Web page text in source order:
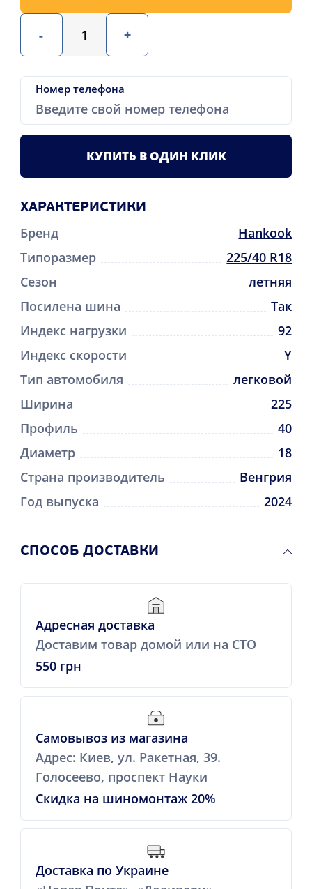
- +
Номер телефона
КУПИТЬ В ОДИН КЛИК
ХАРАКТЕРИСТИКИ
Бренд
Hankook
Типоразмер
225/40 R18
Сезон
летняя
Посилена шина
Так
Индекс нагрузки
92
Индекс скорости
Y
Тип автомобиля
легковой
Ширина
225
Профиль
40
Диаметр
18
Страна производитель
Венгрия
Год выпуска
2024
CПОСОБ ДОСТАВКИ
Адресная доставка
Доставим товар домой или на СТО
550 грн
Самовывоз из магазина
Адрес: Киев, ул. Ракетная, 39.
Голосеево, проспект Науки
Скидка на шиномонтаж 20%
Доставка по Украине